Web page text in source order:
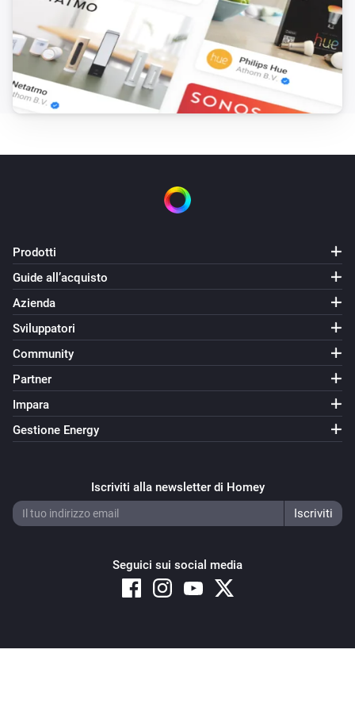
Sunberry Battery
Battery is force charging
Sunberry Boiler 1F
È attivato
Poi...
Sunberry Battery
Block battery discharge
Enable battery discharge
Sunberry Battery
Turn on force battery charging with
Charging limit
(W) W
Sunberry Boiler 1F
Disattiva
Prodotti
Guide all’acquisto
Azienda
Sviluppatori
Community
Partner
Impara
Gestione Energy
Iscriviti alla newsletter di Homey
Seguici sui social media